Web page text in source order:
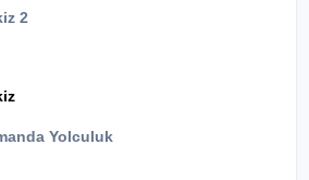
2
Yolculuk